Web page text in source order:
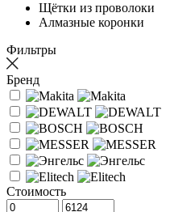
Щётки из проволоки
Алмазные коронки
Фильтры
Бренд
Стоимость